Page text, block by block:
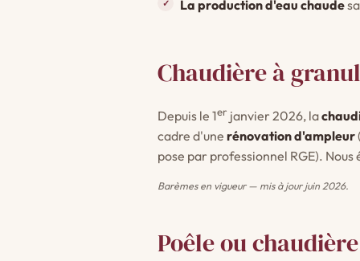
La production d'eau chaude
Chaudière à
Depuis le 1er janvier 2026, la
cadre d'une rénovation d'ampleur
pose par professionnel RGE).
Barèmes en vigueur — mis à jour juin 2026.
Poêle ou